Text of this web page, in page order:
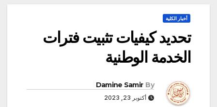
أخبار الكلية
تحديد كيفيات تثبيت فترات
الخدمة الوطنية
By
Damine Samir
أكتوبر 23, 2023